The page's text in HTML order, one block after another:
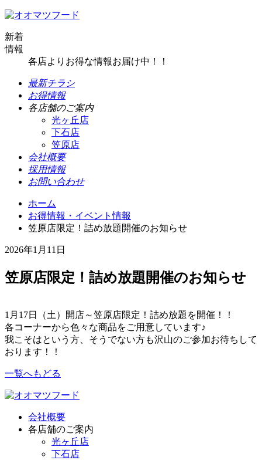
新着
情報
各店よりお得な情報お届け中！！
最新チラシ
お得情報
各店舗のご案内
光ヶ丘店
下石店
笠原店
会社概要
採用情報
お問い合わせ
ホーム
お得情報・イベント情報
笠原店限定！詰め放題開催のお知らせ
2026年1月11日
笠原店限定！詰め放題開催のお知らせ
1月17日（土）開店～笠原店限定！詰め放題を開催！！
各コーナーから色々な商品をご用意しています♪
我こそはという方、そうでない方も沢山のご参加お待ちして
おります！！
一覧へもどる
会社概要
各店舗のご案内
光ヶ丘店
下石店